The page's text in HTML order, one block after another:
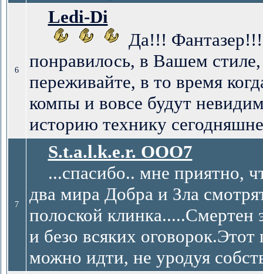
6
Ledi-Di
Да!!!
понравилось, в Вашем
переживайте, в то время
компы и вовсе будут
историю технику
7
S.t.a.l.k.e.r. ООО7
...спасибо.. мне приятно,
два мира Добра и Зла
полоской клинка.....Смертен
и безо всяких
можно идти, не уродуя